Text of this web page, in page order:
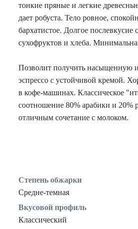
тонкие пряные и легкие
дает робуста. Тело ровное,
бархатистое. Долгое послевкусие
сухофруктов и хлеба.
Позволит получить насыщенную
эспрессо с устойчивой кремой.
в кофе-машинах. Классическое
соотношение 80% арабики и 20%
отличным сочетание с молоком.
Степень обжарки
Средне-темная
Вкусовой профиль
Классический